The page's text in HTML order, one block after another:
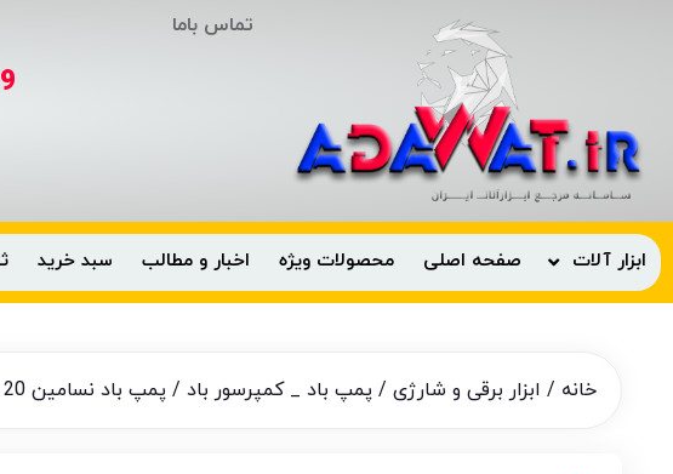
تماس باما
9_الی
ابزار آلات صفحه اصلی محصولات ویژه اخبار و مطالب سبد خرید
خانه / ابزار برقی و شارژی / پمپ باد _ کمپرسور باد / پمپ باد نسامین 20 لیتری همراه لوازم (شلنگ فنری_بادپاش_سری بادزن) مدل CO-3020